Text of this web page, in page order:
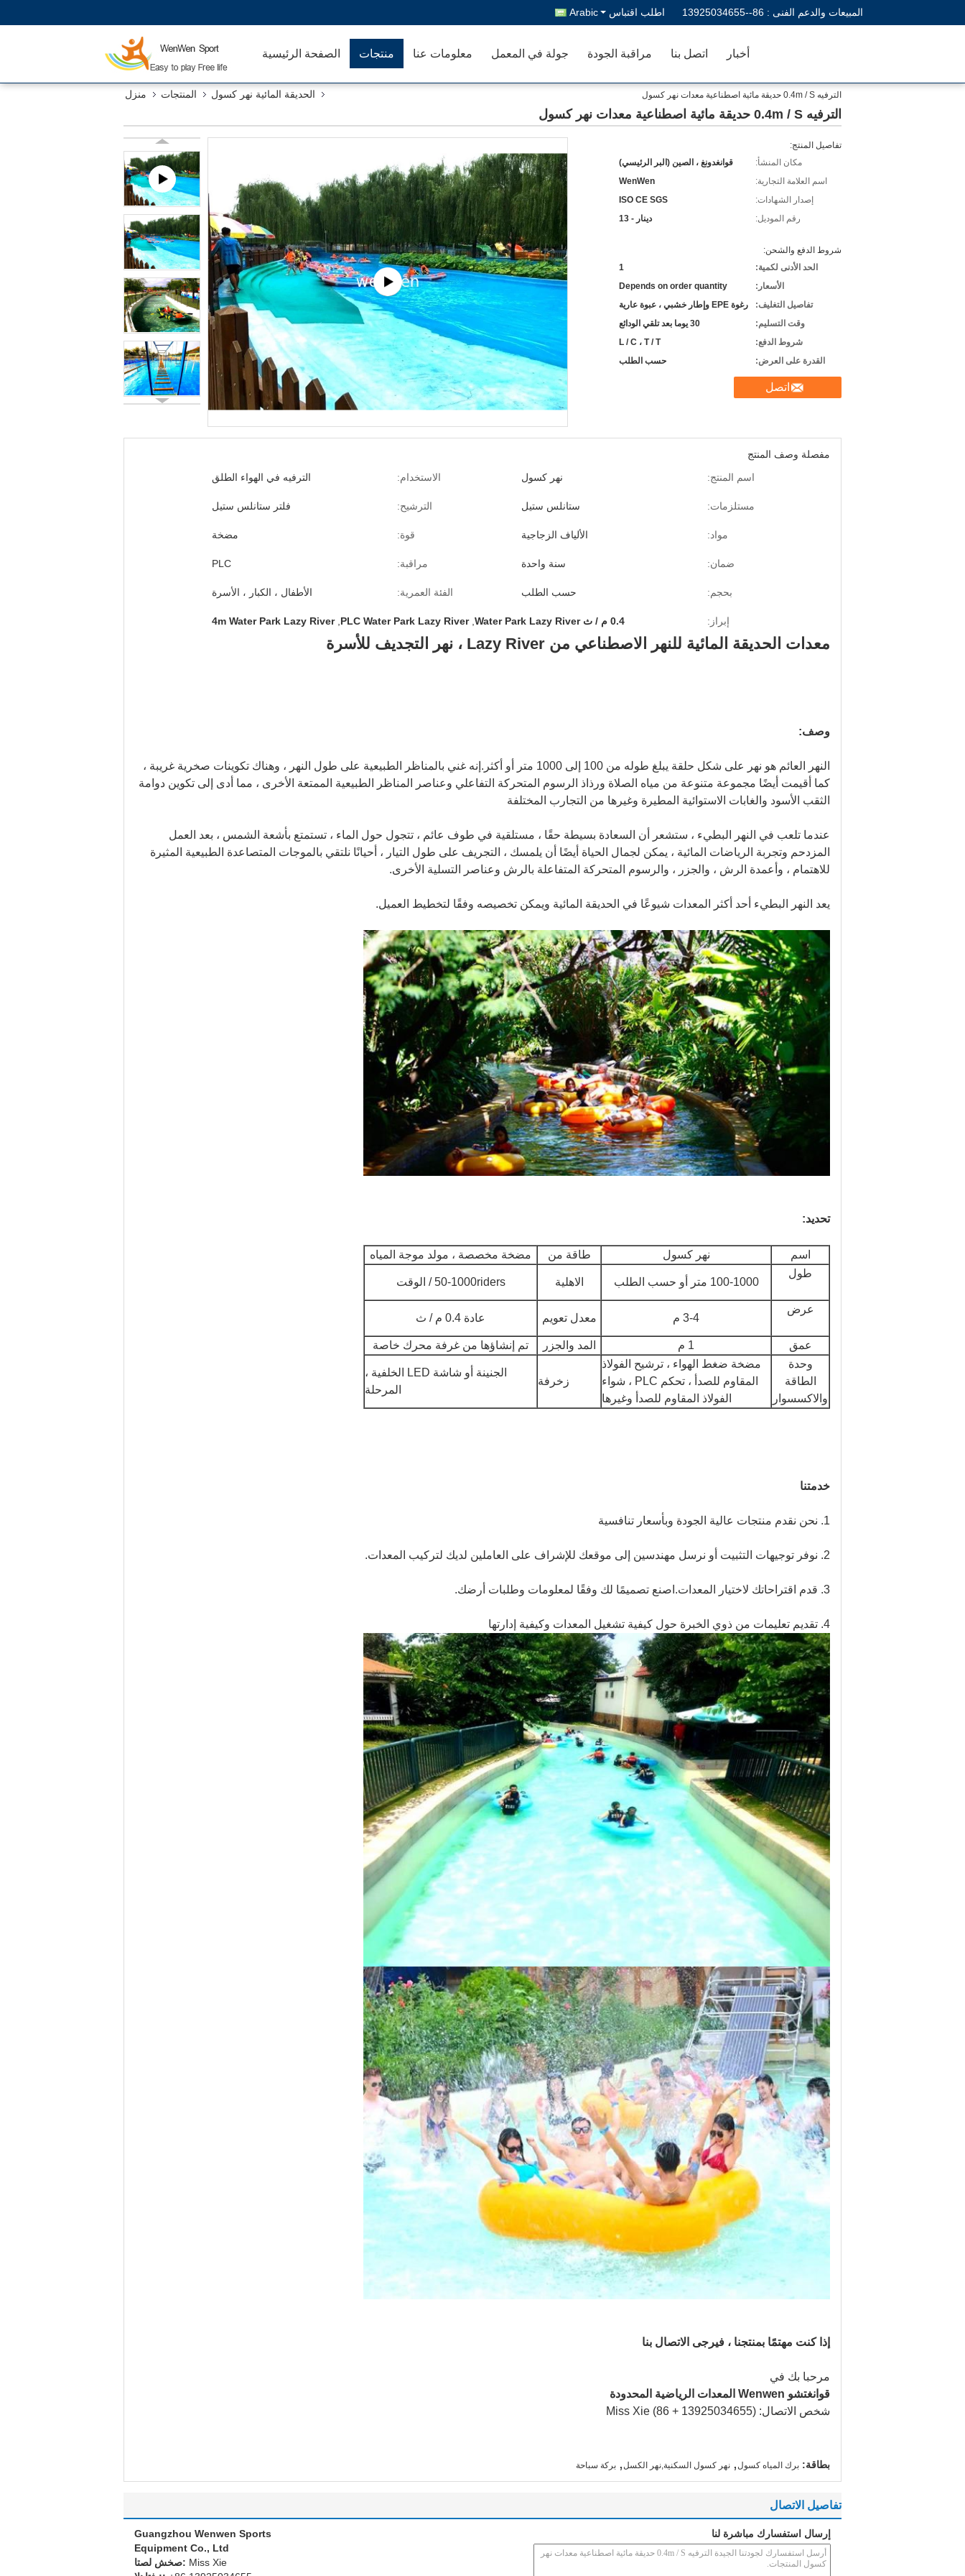
إرسال
المبيعات والدعم الفنى : 86--13925034655 اطلب اقتباس Arabic
الصفحة الرئيسية منتجات معلومات عنا جولة في المعمل مراقبة الجودة اتصل بنا أخبار
منزل المنتجات الحديقة المائية نهر كسول الترفيه 0.4m / S حديقة مائية اصطناعية معدات نهر كسول
الترفيه 0.4m / S حديقة مائية اصطناعية معدات نهر كسول
تفاصيل المنتج:
مكان المنشأ:
قوانغدونغ ، الصين (البر الرئيسي)
اسم العلامة التجارية:
WenWen
إصدار الشهادات:
ISO CE SGS
رقم الموديل:
دينار - 13
شروط الدفع والشحن:
الحد الأدنى لكمية:
1
الأسعار:
Depends on order quantity
تفاصيل التغليف:
رغوة EPE وإطار خشبي ، عبوة عارية
وقت التسليم:
30 يوما بعد تلقي الودائع
شروط الدفع:
L / C ، T / T
القدرة على العرض:
حسب الطلب
اتصل
مفصلة وصف المنتج
اسم المنتج:
نهر كسول الاستخدام: الترفيه في الهواء الطلق
مستلزمات: ستانلس ستيل الترشيح: فلتر ستانلس ستيل
مواد: الألياف الزجاجية قوة: مضخة
ضمان: سنة واحدة مراقبة: PLC
بحجم: حسب الطلب الفئة العمرية: الأطفال ، الكبار ، الأسرة
إبراز: 0.4 م / ث Water Park Lazy River ,
PLC Water Park Lazy River
,
4m Water Park Lazy River
معدات الحديقة المائية للنهر الاصطناعي من Lazy River ، نهر التجديف للأسرة
وصف:
النهر العائم هو نهر على شكل حلقة يبلغ طوله من 100 إلى 1000 متر أو أكثر.إنه غني بالمناظر الطبيعية على طول النهر ، وهناك تكوينات صخرية غريبة ،
كما أقيمت أيضًا مجموعة متنوعة من مياه الصلاة ورذاذ الرسوم المتحركة التفاعلي وعناصر المناظر الطبيعية الممتعة الأخرى ، مما أدى إلى تكوين دوامة
الثقب الأسود والغابات الاستوائية المطيرة وغيرها من التجارب المختلفة
عندما تلعب في النهر البطيء ، ستشعر أن السعادة بسيطة حقًا ، مستلقية في طوف عائم ، تتجول حول الماء ، تستمتع بأشعة الشمس ، بعد العمل
المزدحم وتجربة الرياضات المائية ، يمكن لجمال الحياة أيضًا أن يلمسك ، التجريف على طول التيار ، أحيانًا نلتقي بالموجات المتصاعدة الطبيعية المثيرة
للاهتمام ، وأعمدة الرش ، والجزر ، والرسوم المتحركة المتفاعلة بالرش وعناصر التسلية الأخرى.
يعد النهر البطيء أحد أكثر المعدات شيوعًا في الحديقة المائية ويمكن تخصيصه وفقًا لتخطيط العميل.
تحديد:
اسم نهر كسول طاقة من
مضخة مخصصة ، مولد موجة المياه
طول
100-1000 متر أو حسب الطلب الاهلية 50-1000riders / الوقت
عرض
3-4 م معدل تعويم عادة 0.4 م / ث
عمق 1 م المد والجزر
تم إنشاؤها من غرفة محرك خاصة
وحدة
الطاقة
والاكسسوار
مضخة ضغط الهواء ، ترشيح الفولاذ
المقاوم للصدأ ، تحكم PLC ، شواء
الفولاذ المقاوم للصدأ وغيرها
زخرفة
الجنينة أو شاشة LED الخلفية ،
المرحلة
خدمتنا
1. نحن نقدم منتجات عالية الجودة وبأسعار تنافسية
2. نوفر توجيهات التثبيت أو نرسل مهندسين إلى موقعك للإشراف على العاملين لديك لتركيب المعدات.
3. قدم اقتراحاتك لاختيار المعدات.اصنع تصميمًا لك وفقًا لمعلومات وطلبات أرضك.
4. تقديم تعليمات من ذوي الخبرة حول كيفية تشغيل المعدات وكيفية إدارتها
إذا كنت مهتمًا بمنتجنا ، فيرجى الاتصال بنا
مرحبا بك في
قوانغتشو Wenwen المعدات الرياضية المحدودة
شخص الاتصال: Miss Xie (86 + 13925034655)
بطاقة: برك المياه كسول, نهر كسول السكنية,نهر الكسل, بركة سباحة
تفاصيل الاتصال
Guangzhou Wenwen Sports
Equipment Co., Ltd
اتصل شخص: Miss Xie
إرسال استفسارك مباشرة لنا